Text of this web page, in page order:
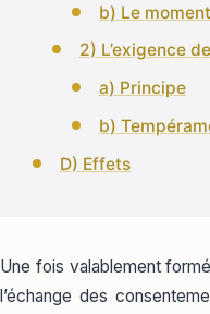
b) Le
2) L’exigence
a) Principe
b)
D) Effets
Une fois valablement
l’échange des